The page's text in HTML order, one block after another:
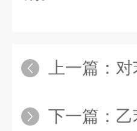
上一篇：
下一篇： 乙